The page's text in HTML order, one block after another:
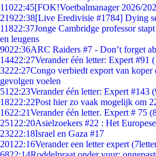
11022:45[FOK!Voetbalmanager 2026/
21922:38[Live Eredivisie #1784] Dying
11822:37Jonge Cambridge professor
en leugens
9022:36ARC Raiders #7 - Don’t forget
14422:27Verander één letter: Expert #91
3222:27Congo verbiedt export van koper
gevolgen voelen
51 22:23Verander één letter: Expert #143
18222:22Post hier zo vaak mogelijk om
1622:21Verander één letter. Expert # 75
251 22:20Asielzoekers #22 : Het
23222:18Israel en Gaza #17
201 22:16Verander een letter expert